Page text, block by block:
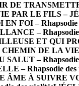
DE
PAR LE FILS –
EN FOI – Rhapsodie
– Rhapsodie
ET QUI
DE LA VIE
SALUT – Rhapsodie
– Rhapsodie des
À SUIVRE